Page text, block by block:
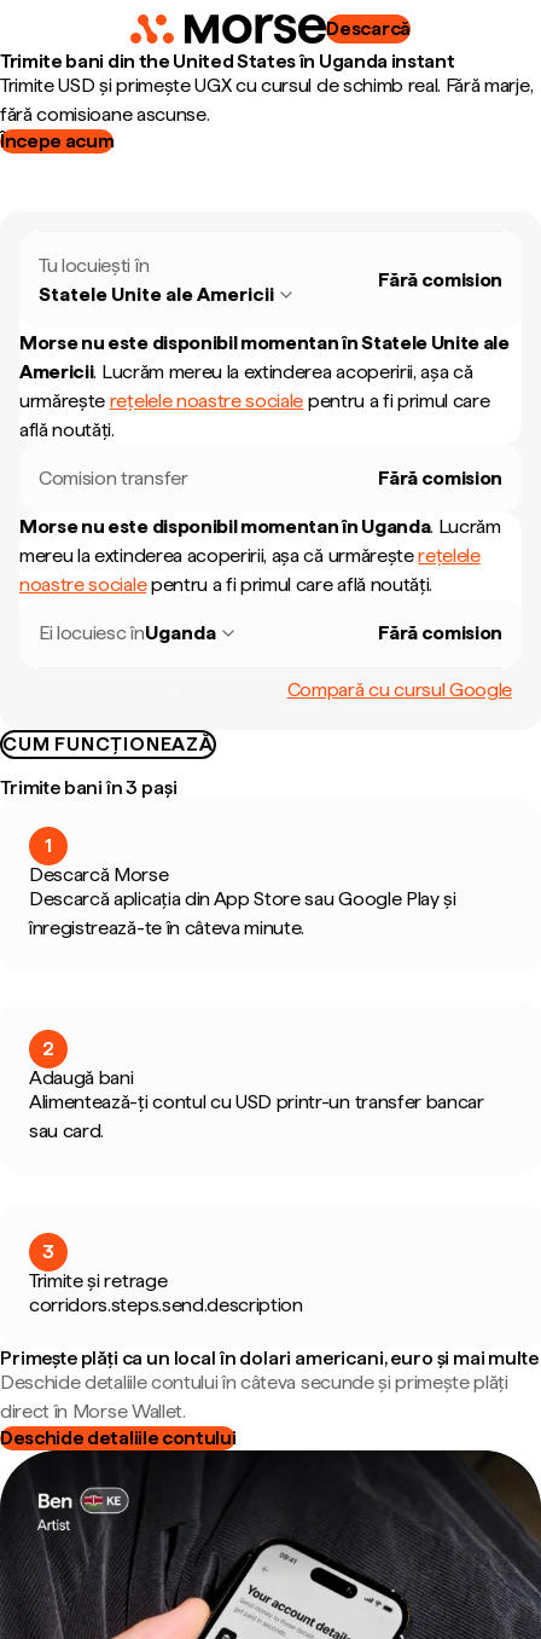
Descarcă
Trimite bani din the United States în Uganda instant
Trimite USD și primește UGX cu cursul de schimb real. Fără marje,
fără comisioane ascunse.
Începe acum
Tu locuiești în
Statele Unite ale Americii
Fără comision
Morse nu este disponibil momentan înStatele Unite ale
Americii. Lucrăm mereu la extinderea acoperirii, așa că
urmărește rețelele noastre sociale pentru a fi primul care
află noutăți.
Comision transfer Fără comision
Morse nu este disponibil momentan în Uganda. Lucrăm
mereu la extinderea acoperirii, așa că urmăreșterețelele
noastre socialepentru a fi primul care află noutăți.
Ei locuiesc înUganda Fără comision
Compară cu cursul Google
CUM FUNCȚIONEAZĂ
Trimite bani în 3 pași
1
Descarcă Morse
Descarcă aplicația din App Store sau Google Play și
înregistrează-te în câteva minute.
2
Adaugă bani
Alimentează-ți contul cu USD printr-un transfer bancar
sau card.
3
Trimite și retrage
corridors.steps.send.description
Primește plăți ca un local în dolari americani, euro și mai multe
Deschide detaliile contului în câteva secunde și primește plăți
direct în Morse Wallet.
Deschide detaliile contului